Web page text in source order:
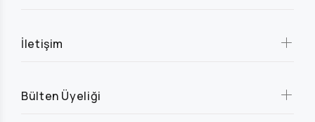
İletişim
Bülten Üyeliği